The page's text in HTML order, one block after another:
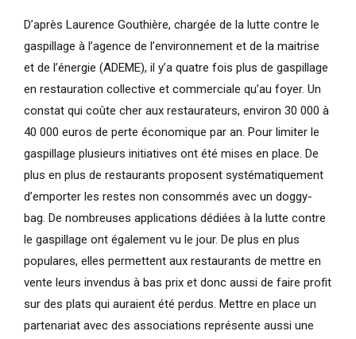
D’après Laurence Gouthière, chargée de la lutte contre le
gaspillage à l’agence de l’environnement et de la maitrise
et de l’énergie (ADEME), il y’a quatre fois plus de gaspillage
en restauration collective et commerciale qu’au foyer. Un
constat qui coûte cher aux restaurateurs, environ 30 000 à
40 000 euros de perte économique par an. Pour limiter le
gaspillage plusieurs initiatives ont été mises en place. De
plus en plus de restaurants proposent systématiquement
d’emporter les restes non consommés avec un doggy-
bag. De nombreuses applications dédiées à la lutte contre
le gaspillage ont également vu le jour. De plus en plus
populares, elles permettent aux restaurants de mettre en
vente leurs invendus à bas prix et donc aussi de faire profit
sur des plats qui auraient été perdus. Mettre en place un
partenariat avec des associations représente aussi une